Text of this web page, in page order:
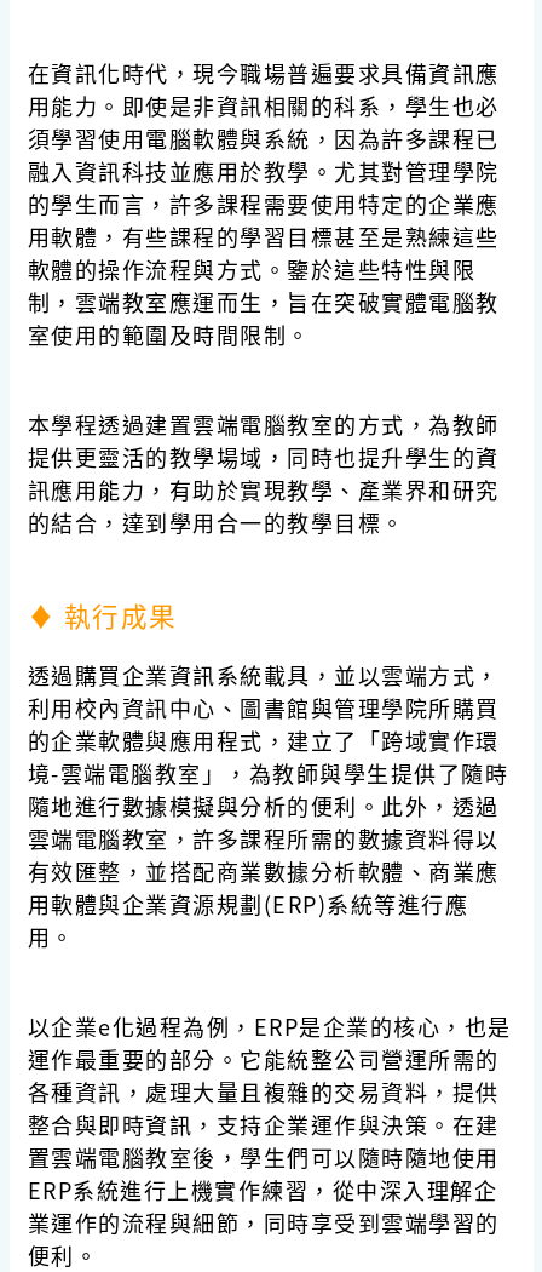
在資訊化時代，現今職場普遍要求具備資訊應
用能力。即使是非資訊相關的科系，學生也必
須學習使用電腦軟體與系統，因為許多課程已
融入資訊科技並應用於教學。尤其對管理學院
的學生而言，許多課程需要使用特定的企業應
用軟體，有些課程的學習目標甚至是熟練這些
軟體的操作流程與方式。鑒於這些特性與限
制，雲端教室應運而生，旨在突破實體電腦教
室使用的範圍及時間限制。
本學程透過建置雲端電腦教室的方式，為教師
提供更靈活的教學場域，同時也提升學生的資
訊應用能力，有助於實現教學、產業界和研究
的結合，達到學用合一的教學目標。
♦ 執行成果
透過購買企業資訊系統載具，並以雲端方式，
利用校內資訊中心、圖書館與管理學院所購買
的企業軟體與應用程式，建立了「跨域實作環
境-雲端電腦教室」，為教師與學生提供了隨時
隨地進行數據模擬與分析的便利。此外，透過
雲端電腦教室，許多課程所需的數據資料得以
有效匯整，並搭配商業數據分析軟體、商業應
用軟體與企業資源規劃(ERP)系統等進行應
用。
以企業e化過程為例，ERP是企業的核心，也是
運作最重要的部分。它能統整公司營運所需的
各種資訊，處理大量且複雜的交易資料，提供
整合與即時資訊，支持企業運作與決策。在建
置雲端電腦教室後，學生們可以隨時隨地使用
ERP系統進行上機實作練習，從中深入理解企
業運作的流程與細節，同時享受到雲端學習的
便利。